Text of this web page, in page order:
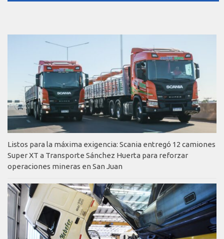
Listos para la máxima exigencia: Scania entregó 12 camiones
Super XT a Transporte Sánchez Huerta para reforzar
operaciones mineras en San Juan